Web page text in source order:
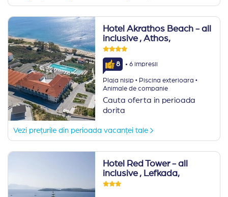
Hotel Akrathos Beach - all
inclusive , Athos,
8 · 6 impresii
Plaja nisip ·Piscina exterioara ·
Animale de companie
Cauta oferta in perioada
dorita
Vezi prețurile din perioada vacanței tale
Hotel Red Tower - all
inclusive , Lefkada,